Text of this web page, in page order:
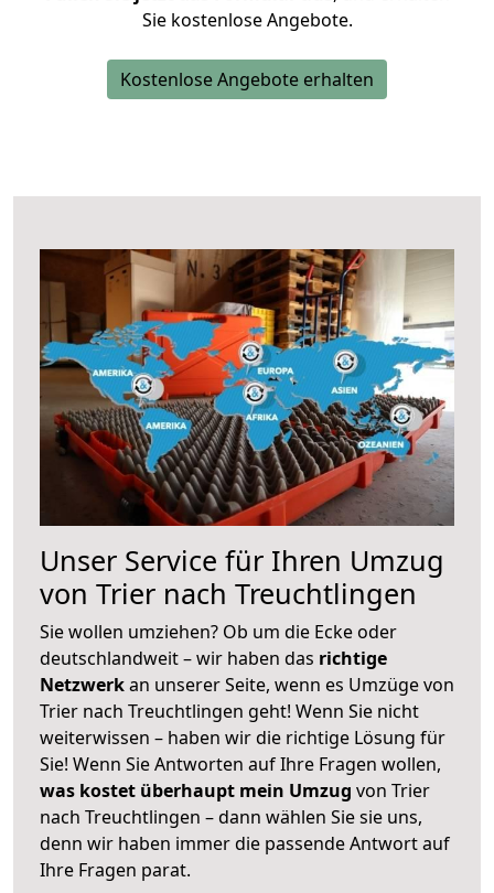
Sie kostenlose Angebote.
Kostenlose Angebote erhalten
Unser Service für Ihren Umzug
von Trier nach Treuchtlingen
Sie wollen umziehen? Ob um die Ecke oder
deutschlandweit – wir haben das richtige
Netzwerkan unserer Seite, wenn es Umzüge von
Trier nach Treuchtlingen geht! Wenn Sie nicht
weiterwissen – haben wir die richtige Lösung für
Sie! Wenn Sie Antworten auf Ihre Fragen wollen,
was kostet überhaupt mein Umzug von Trier
nach Treuchtlingen – dann wählen Sie sie uns,
denn wir haben immer die passende Antwort auf
Ihre Fragen parat.